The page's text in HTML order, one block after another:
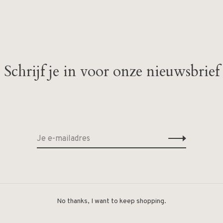
Geen producten
Schrijf je in voor onze nieuwsbrief
No thanks, I want to keep shopping.